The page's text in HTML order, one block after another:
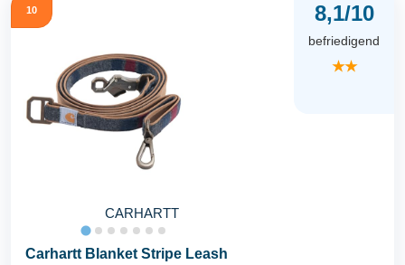
10
CARHARTT
8,1/10
befriedigend
★★
Carhartt Blanket Stripe Leash